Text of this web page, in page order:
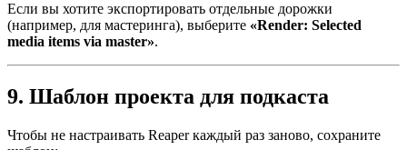
Если вы хотите экспортировать отдельные дорожки
(например, для мастеринга), выберите «Render: Selected
media items via master».
9. Шаблон проекта для подкаста
Чтобы не настраивать Reaper каждый раз заново, сохраните